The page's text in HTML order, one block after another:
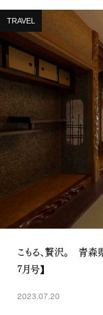
TRAVEL
こもる、贅沢。 青森
7月号】
2023.07.20